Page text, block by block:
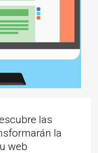
las
la
web